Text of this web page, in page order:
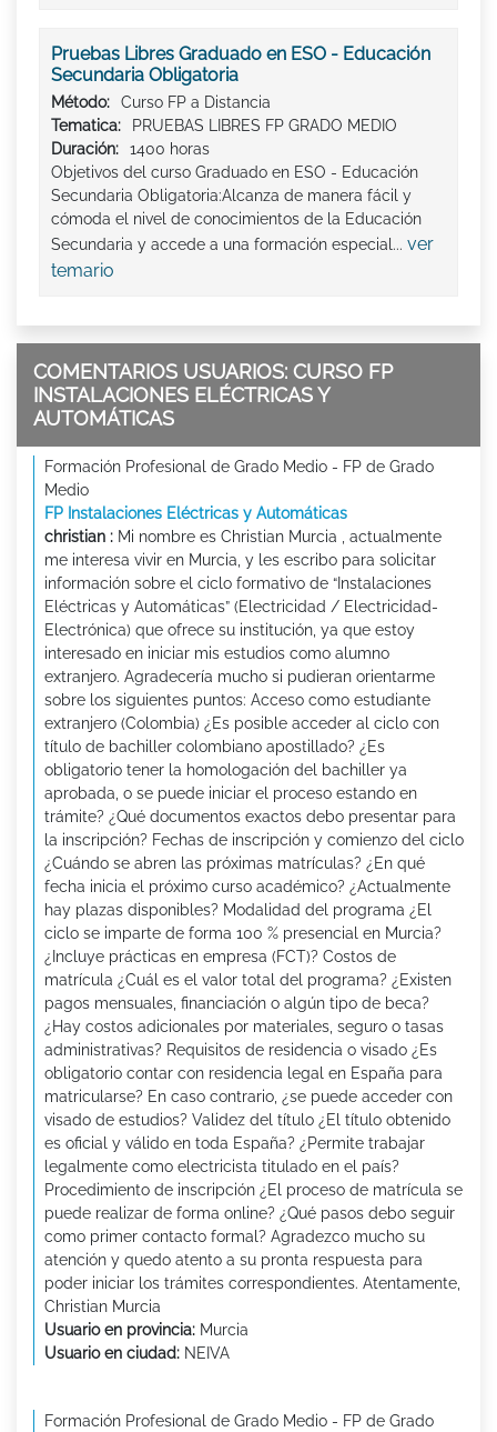
Pruebas Libres Graduado en ESO - Educación
Secundaria Obligatoria
Método:
Curso FP a Distancia
Tematica:
PRUEBAS LIBRES FP GRADO MEDIO
Duración:
1400 horas
Objetivos del curso Graduado en ESO - Educación
Secundaria Obligatoria:Alcanza de manera fácil y
cómoda el nivel de conocimientos de la Educación
Secundaria y accede a una formación especial... ver
temario
COMENTARIOS USUARIOS: CURSO FP
INSTALACIONES ELÉCTRICAS Y
AUTOMÁTICAS
Formación Profesional de Grado Medio - FP de Grado
Medio
FP Instalaciones Eléctricas y Automáticas
christian : Mi nombre es Christian Murcia , actualmente
me interesa vivir en Murcia, y les escribo para solicitar
información sobre el ciclo formativo de “Instalaciones
Eléctricas y Automáticas” (Electricidad / Electricidad-
Electrónica) que ofrece su institución, ya que estoy
interesado en iniciar mis estudios como alumno
extranjero. Agradecería mucho si pudieran orientarme
sobre los siguientes puntos: Acceso como estudiante
extranjero (Colombia) ¿Es posible acceder al ciclo con
título de bachiller colombiano apostillado? ¿Es
obligatorio tener la homologación del bachiller ya
aprobada, o se puede iniciar el proceso estando en
trámite? ¿Qué documentos exactos debo presentar para
la inscripción? Fechas de inscripción y comienzo del ciclo
¿Cuándo se abren las próximas matrículas? ¿En qué
fecha inicia el próximo curso académico? ¿Actualmente
hay plazas disponibles? Modalidad del programa ¿El
ciclo se imparte de forma 100 % presencial en Murcia?
¿Incluye prácticas en empresa (FCT)? Costos de
matrícula ¿Cuál es el valor total del programa? ¿Existen
pagos mensuales, financiación o algún tipo de beca?
¿Hay costos adicionales por materiales, seguro o tasas
administrativas? Requisitos de residencia o visado ¿Es
obligatorio contar con residencia legal en España para
matricularse? En caso contrario, ¿se puede acceder con
visado de estudios? Validez del título ¿El título obtenido
es oficial y válido en toda España? ¿Permite trabajar
legalmente como electricista titulado en el país?
Procedimiento de inscripción ¿El proceso de matrícula se
puede realizar de forma online? ¿Qué pasos debo seguir
como primer contacto formal? Agradezco mucho su
atención y quedo atento a su pronta respuesta para
poder iniciar los trámites correspondientes. Atentamente,
Christian Murcia
Usuario en provincia: Murcia
Usuario en ciudad: NEIVA
Formación Profesional de Grado Medio - FP de Grado